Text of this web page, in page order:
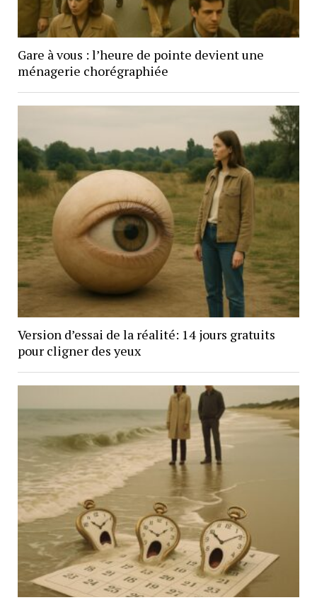
Gare à vous : l’heure de pointe devient une
ménagerie chorégraphiée
Version d’essai de la réalité: 14 jours gratuits
pour cligner des yeux